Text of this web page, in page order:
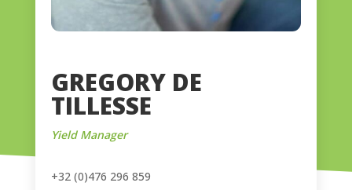
GREGORY DE
TILLESSE
Yield Manager
+32 (0)476 296 859